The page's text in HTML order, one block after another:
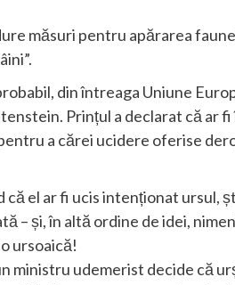
măsuri pentru apărarea
din întreaga Uniune
Prințul a declarat că ar
a cărei ucidere oferise
el ar fi ucis intenționat ursul,
și, în altă ordine de idei,
ursoaică!
ministru udemerist decide că